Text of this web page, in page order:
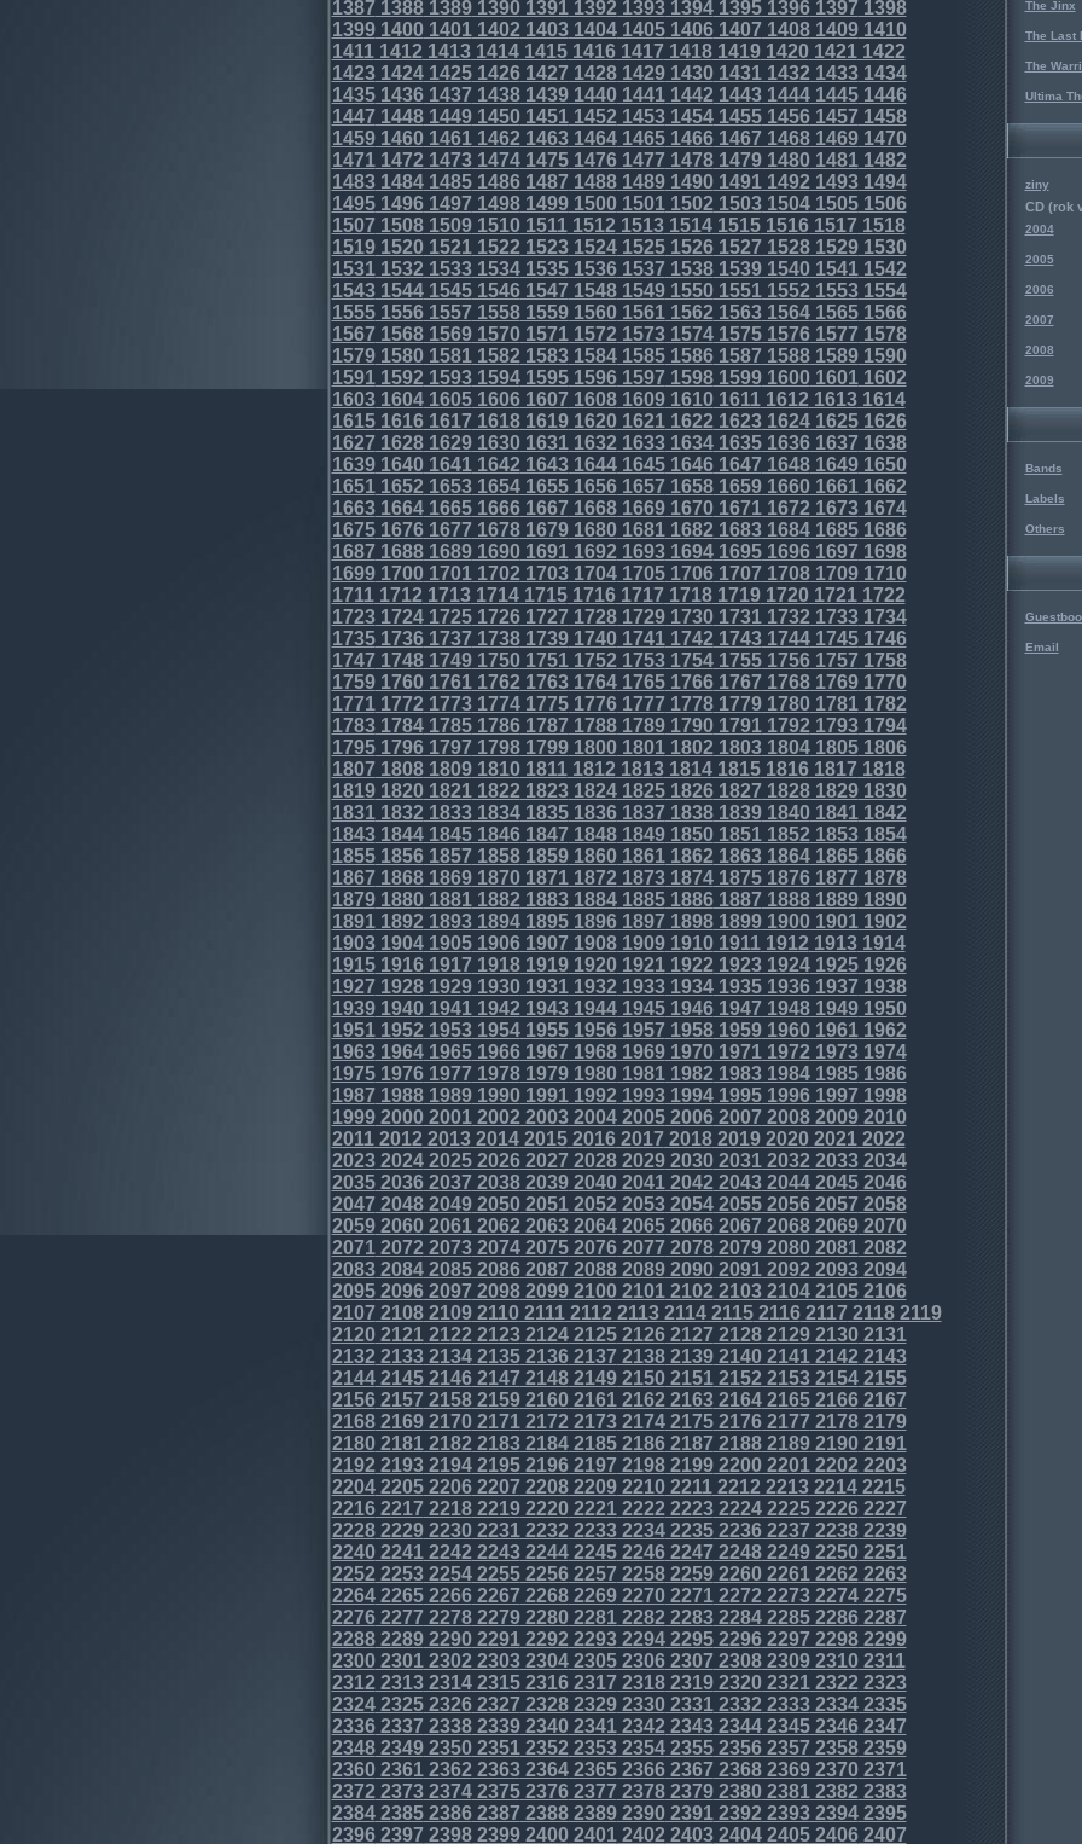
1387 13881389139013911392 13931394139513961397 1398
1399140014011402 14031404140514061407 140814091410
14111412 14131414141514161417 14181419142014211422
14231424142514261427 14281429143014311432 14331434
143514361437 14381439144014411442 1443144414451446
1447 14481449145014511452 14531454145514561457 1458
1459146014611462 14631464146514661467 146814691470
14711472 14731474147514761477 14781479148014811482
14831484148514861487 14881489149014911492 14931494
149514961497 14981499150015011502 1503150415051506
1507 15081509151015111512 15131514151515161517 1518
1519152015211522 15231524152515261527 152815291530
15311532 15331534153515361537 15381539154015411542
15431544154515461547 15481549155015511552 15531554
155515561557 15581559156015611562 1563156415651566
1567 15681569157015711572 15731574157515761577 1578
1579158015811582 15831584158515861587 158815891590
15911592 15931594159515961597 15981599160016011602
16031604160516061607 16081609161016111612 16131614
161516161617 16181619162016211622 1623162416251626
1627 16281629163016311632 16331634163516361637 1638
1639164016411642 16431644164516461647 164816491650
16511652 16531654165516561657 16581659166016611662
16631664166516661667 16681669167016711672 16731674
167516761677 16781679168016811682 1683168416851686
1687 16881689169016911692 16931694169516961697 1698
1699170017011702 17031704170517061707 170817091710
17111712 17131714171517161717 17181719172017211722
17231724172517261727 17281729173017311732 17331734
173517361737 17381739174017411742 1743174417451746
1747 17481749175017511752 17531754175517561757 1758
1759176017611762 17631764176517661767 176817691770
17711772 17731774177517761777 17781779178017811782
17831784178517861787 17881789179017911792 17931794
179517961797 17981799180018011802 1803180418051806
1807 18081809181018111812 18131814181518161817 1818
1819182018211822 18231824182518261827 182818291830
18311832 18331834183518361837 18381839184018411842
18431844184518461847 18481849185018511852 18531854
185518561857 18581859186018611862 1863186418651866
1867 18681869187018711872 18731874187518761877 1878
1879188018811882 18831884188518861887 188818891890
18911892 18931894189518961897 18981899190019011902
19031904190519061907 19081909191019111912 19131914
191519161917 19181919192019211922 1923192419251926
1927 19281929193019311932 19331934193519361937 1938
1939194019411942 19431944194519461947 194819491950
19511952 19531954195519561957 19581959196019611962
19631964196519661967 19681969197019711972 19731974
197519761977 19781979198019811982 1983198419851986
1987 19881989199019911992 19931994199519961997 1998
1999200020012002 20032004200520062007 200820092010
20112012 20132014201520162017 20182019202020212022
20232024202520262027 20282029203020312032 20332034
203520362037 20382039204020412042 2043204420452046
2047 20482049205020512052 20532054205520562057 2058
2059206020612062 20632064206520662067 206820692070
20712072 20732074207520762077 20782079208020812082
20832084208520862087 20882089209020912092 20932094
209520962097 20982099210021012102 2103210421052106
2107 21082109211021112112 21132114211521162117 21182119
212021212122 21232124212521262127 2128212921302131
2132 21332134213521362137 21382139214021412142 2143
2144214521462147 21482149215021512152 215321542155
21562157 21582159216021612162 21632164216521662167
21682169217021712172 21732174217521762177 21782179
218021812182 21832184218521862187 2188218921902191
2192 21932194219521962197 21982199220022012202 2203
2204220522062207 22082209221022112212 221322142215
22162217 22182219222022212222 22232224222522262227
22282229223022312232 22332234223522362237 22382239
224022412242 22432244224522462247 2248224922502251
2252 22532254225522562257 22582259226022612262 2263
2264226522662267 22682269227022712272 227322742275
22762277 22782279228022812282 22832284228522862287
22882289229022912292 22932294229522962297 22982299
230023012302 23032304230523062307 2308230923102311
2312 23132314231523162317 23182319232023212322 2323
2324232523262327 23282329233023312332 233323342335
23362337 23382339234023412342 23432344234523462347
23482349235023512352 23532354235523562357 23582359
236023612362 23632364236523662367 2368236923702371
2372 23732374237523762377 23782379238023812382 2383
2384238523862387 23882389239023912392 239323942395
23962397 23982399240024012402 24032404240524062407
The Jinx
The Last
The
Ultima
ziny
CD (rok
2004
2005
2006
2007
2008
2009
Bands
Labels
Others
Email